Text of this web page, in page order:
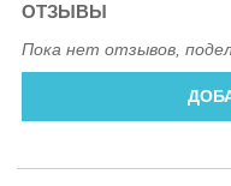
ОТЗЫВЫ
Пока нет отзывов,